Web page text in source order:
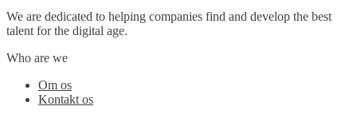
We are dedicated to helping companies find and develop the best
talent for the digital age.
Who are we
Om os
Kontakt os